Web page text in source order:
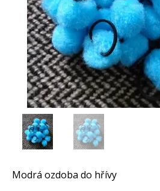
Modrá ozdoba do hřívy